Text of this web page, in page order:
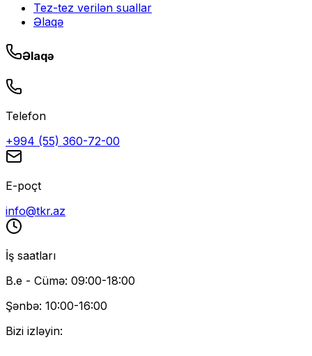
Tez-tez verilən suallar
Əlaqə
Əlaqə
Telefon
+994 (55) 360-72-00
E-poçt
info@tkr.az
İş saatları
B.e - Cümə: 09:00-18:00
Şənbə: 10:00-16:00
Bizi izləyin: